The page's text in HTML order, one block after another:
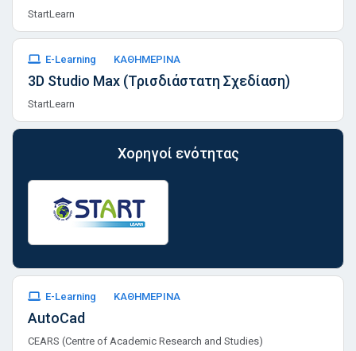
StartLearn
E-Learning ΚΑΘΗΜΕΡΙΝΑ
3D Studio Max (Τρισδιάστατη Σχεδίαση)
StartLearn
Χορηγοί ενότητας
E-Learning ΚΑΘΗΜΕΡΙΝΑ
AutoCad
CEARS (Centre of Academic Research and Studies)